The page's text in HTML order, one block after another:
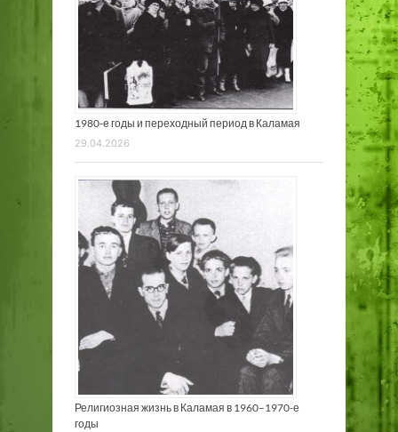
1980-е годы и переходный период в Каламая
29.04.2026
Религиозная жизнь в Каламая в 1960–1970-е
годы